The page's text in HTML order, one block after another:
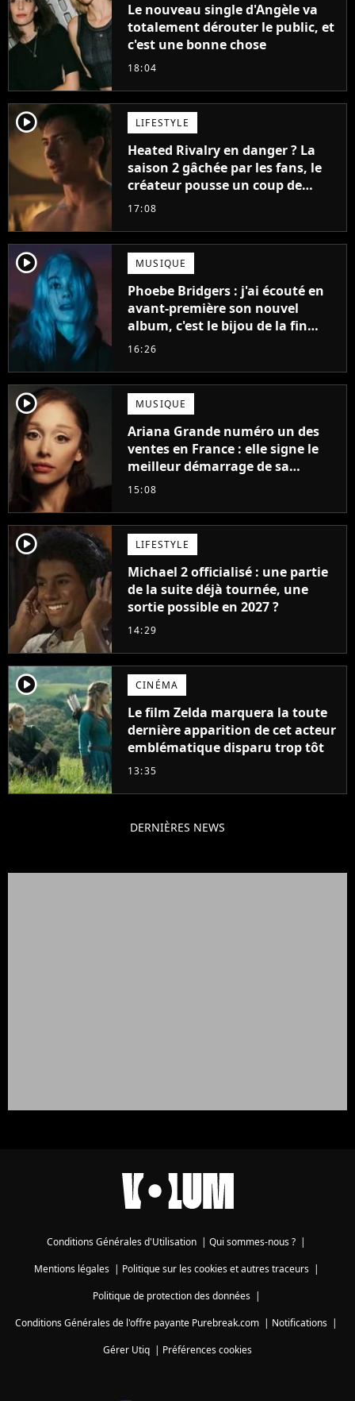
Le nouveau single d'Angèle va
totalement dérouter le public, et
c'est une bonne chose
18:04
player2 LIFESTYLE
Heated Rivalry en danger ? La
saison 2 gâchée par les fans, le
créateur pousse un coup de
gueule
17:08
player2 MUSIQUE
Phoebe Bridgers : j'ai écouté en
avant-première son nouvel
album, c'est le bijou de la fin
d'été
16:26
player2 MUSIQUE
Ariana Grande numéro un des
ventes en France : elle signe le
meilleur démarrage de sa
carrière avec son album Petal
15:08
player2 LIFESTYLE
Michael 2 officialisé : une partie
de la suite déjà tournée, une
sortie possible en 2027 ?
14:29
player2 CINÉMA
Le film Zelda marquera la toute
dernière apparition de cet acteur
emblématique disparu trop tôt
13:35
DERNIÈRES NEWS
Conditions Générales d'Utilisation | Qui sommes-nous ? |
Mentions légales| Politique sur les cookies et autres traceurs|
Politique de protection des données|
Conditions Générales de l'offre payante Purebreak.com | Notifications |
Gérer Utiq | Préférences cookies